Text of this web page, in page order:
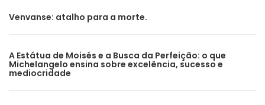
Venvanse: atalho para a morte.
A Estátua de Moisés e a Busca da Perfeição: o que
Michelangelo ensina sobre excelência, sucesso e
mediocridade